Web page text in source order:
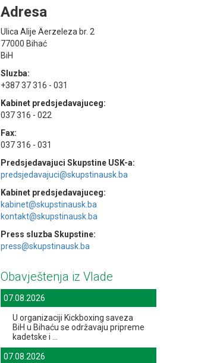
Adresa
Ulica Alije Äerzeleza br. 2
77000 Bihać
BiH
Sluzba:
+387 37 316 - 031
Kabinet predsjedavajuceg:
037 316 - 022
Fax:
037 316 - 031
Predsjedavajuci Skupstine USK-a:
predsjedavajuci@skupstinausk.ba
Kabinet predsjedavajuceg:
kabinet@skupstinausk.ba
kontakt@skupstinausk.ba
Press sluzba Skupstine:
press@skupstinausk.ba
Obavještenja iz Vlade
07.08.2026
U organizaciji Kickboxing saveza
BiH u Bihaću se održavaju pripreme
kadetske i ...
07.08.2026